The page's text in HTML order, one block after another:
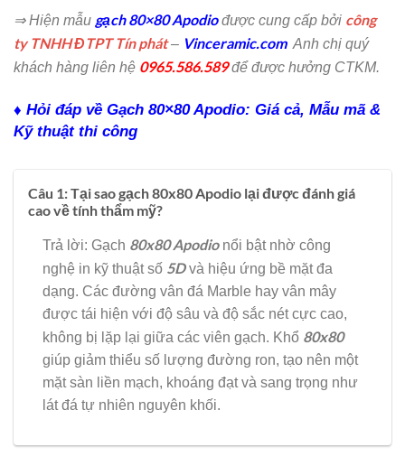
⇒ Hiện mẫu gạch 80×80 Apodiođược cung cấp bởi công
ty TNHH ĐTPT Tín phát – Vinceramic.com Anh chị quý
khách hàng liên hệ 0965.586.589để được hưởng CTKM.
♦ Hỏi đáp về Gạch 80×80 Apodio: Giá cả, Mẫu mã &
Kỹ thuật thi công
Câu 1: Tại sao gạch 80x80 Apodio lại được đánh giá
cao về tính thẩm mỹ?
Trả lời: Gạch 80x80 Apodionổi bật nhờ công
nghệ in kỹ thuật số 5Dvà hiệu ứng bề mặt đa
dạng. Các đường vân đá Marble hay vân mây
được tái hiện với độ sâu và độ sắc nét cực cao,
không bị lặp lại giữa các viên gạch. Khổ 80x80
giúp giảm thiểu số lượng đường ron, tạo nên một
mặt sàn liền mạch, khoáng đạt và sang trọng như
lát đá tự nhiên nguyên khối.